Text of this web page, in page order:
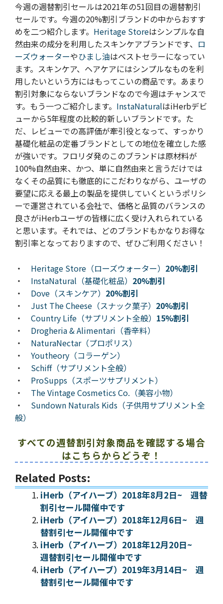
今週の週替割引セールは2021年の51回目の週替割引
セールです。今週の20%割引ブランドの中からおすす
めを二つ紹介します。 Heritage Storeはシンプルな自
然由来の成分を利用したスキンケアブランドです、 ロ
ーズウォーターやひまし油はベストセラーになってい
ます。スキンケア、ヘアケアにはシンプルなものを利
用したいという方にはもってこいの商品です。あまり
割引対象にならないブランドなので今週はチャンスで
す。もう一つご紹介します。 InstaNaturalはiHerbデビ
ューから5年程度の比較的新しいブランドです。た
だ、レビューでの高評価が牽引役となって、すっかり
基礎化粧品の定番ブランドとしての地位を確立した感
が強いです。フロリダ発のこのブランドは原材料が
100%自然由来、かつ、単に自然由来と言うだけでは
なくその品質にも徹底的にこだわりながら、ユーザの
要望に応える最上の製品を提供していくというポリシ
ーで運営されている会社で、価格と品質のバランスの
良さがiHerbユーザの皆様に広く受け入れられている
と思います。 それでは、 どのブランドもかなりお得な
割引率となっておりますので、ぜひご利用ください！
・ Heritage Store（ローズウォーター） 20%割引
・ InstaNatural（基礎化粧品） 20%割引
・ Dove（スキンケア） 20%割引
・ Just The Cheese（スナック菓子） 20%割引
・ Country Life（サプリメント全般） 15%割引
・ Drogheria & Alimentari（香辛料）
・ NaturaNectar（プロポリス）
・ Youtheory（コラーゲン）
・ Schiff（サプリメント全般）
・ ProSupps（スポーツサプリメント）
・ The Vintage Cosmetics Co.（美容小物）
・ Sundown Naturals Kids（子供用サプリメント全
般）
すべての週替割引対象商品を確認する場合
はこちらからどうぞ！
Related Posts:
iHerb（アイハーブ）2018年8月2日~ 週替
割引セール開催中です
iHerb（アイハーブ）2018年12月6日~ 週
替割引セール開催中です
iHerb（アイハーブ）2018年12月20日~
週替割引セール開催中です
iHerb（アイハーブ）2019年3月14日~ 週
替割引セール開催中です